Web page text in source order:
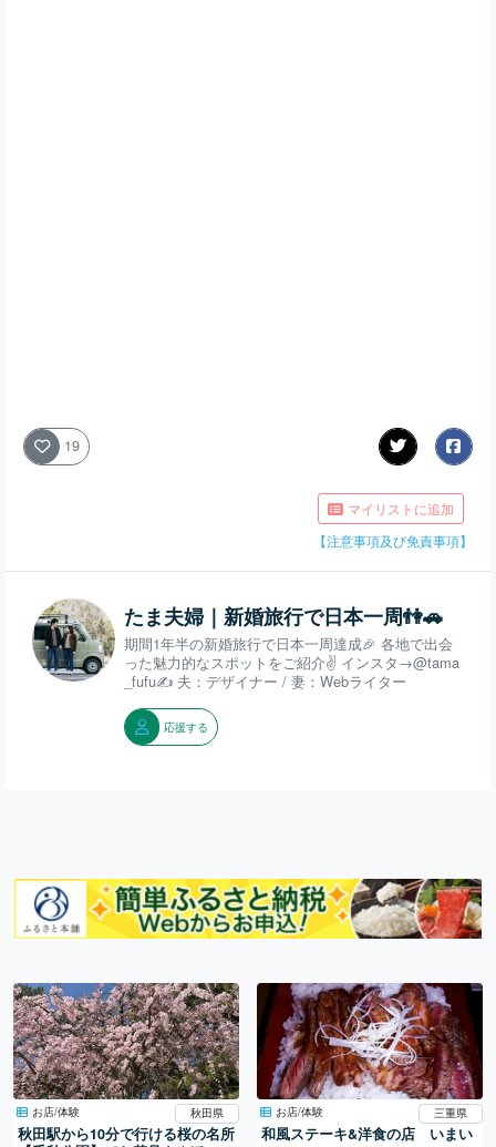
19
マイリストに追加
【注意事項及び免責事項】
たま夫婦｜新婚旅行で日本一周👫🚗
期間1年半の新婚旅行で日本一周達成🎉 各地で出会
った魅力的なスポットをご紹介✌️ インスタ→@tama
_fufu✍️ 夫：デザイナー / 妻：Webライター
応援する
お店/体験 秋田県
秋田駅から10分で行ける桜の名所
お店/体験 三重県
和風ステーキ&洋食の店 いまい